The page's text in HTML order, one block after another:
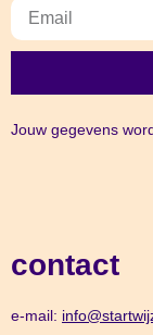
Jouw gegevens
contact
e-mail: